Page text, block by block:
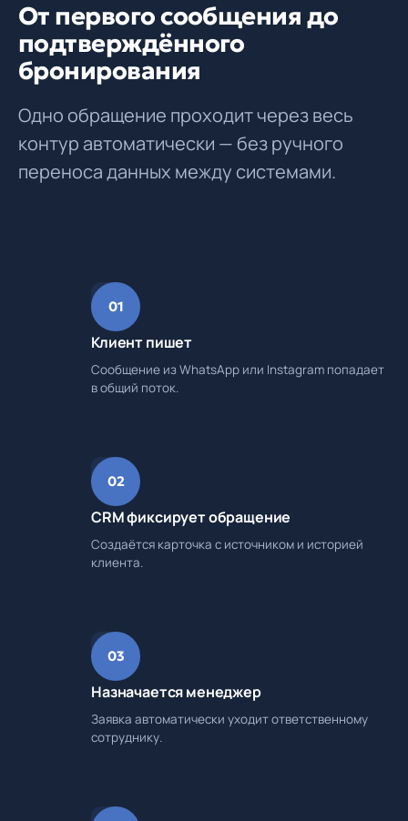
От первого сообщения до
подтверждённого
бронирования
Одно обращение проходит через весь
контур автоматически — без ручного
переноса данных между системами.
01
Клиент пишет
Сообщение из WhatsApp или Instagram попадает
в общий поток.
02
CRM фиксирует обращение
Создаётся карточка с источником и историей
клиента.
03
Назначается менеджер
Заявка автоматически уходит ответственному
сотруднику.